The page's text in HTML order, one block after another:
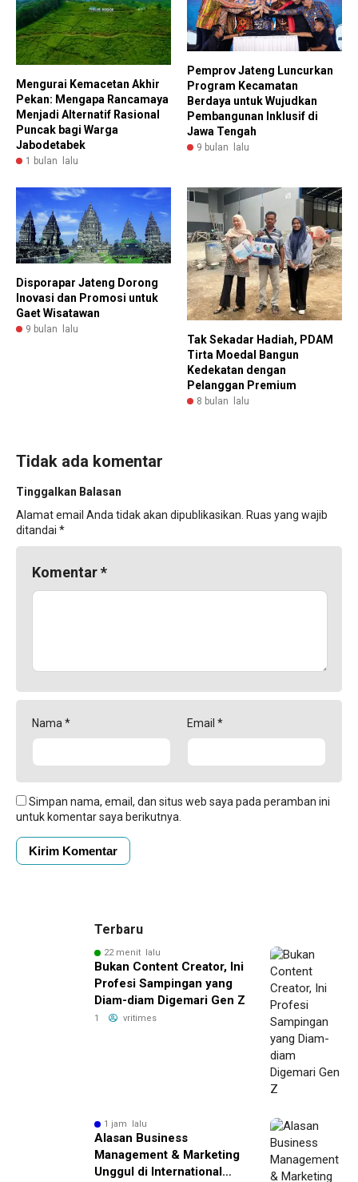
Mengurai Kemacetan Akhir
Pekan: Mengapa Rancamaya
Menjadi Alternatif Rasional
Puncak bagi Warga
Jabodetabek
1 bulan lalu
Pemprov Jateng Luncurkan
Program Kecamatan
Berdaya untuk Wujudkan
Pembangunan Inklusif di
Jawa Tengah
9 bulan lalu
Disporapar Jateng Dorong
Inovasi dan Promosi untuk
Gaet Wisatawan
9 bulan lalu
Tak Sekadar Hadiah, PDAM
Tirta Moedal Bangun
Kedekatan dengan
Pelanggan Premium
8 bulan lalu
Tidak ada komentar
Tinggalkan Balasan
Alamat email Anda tidak akan dipublikasikan. Ruas yang wajib
ditandai *
Komentar*
Nama* Email *
Simpan nama, email, dan situs web saya pada peramban ini
untuk komentar saya berikutnya.
Terbaru
22 menit lalu
Bukan Content Creator, Ini
Profesi Sampingan yang
Diam-diam Digemari Gen Z
1 vritimes
1 jam lalu
Alasan Business
Management & Marketing
Unggul di International